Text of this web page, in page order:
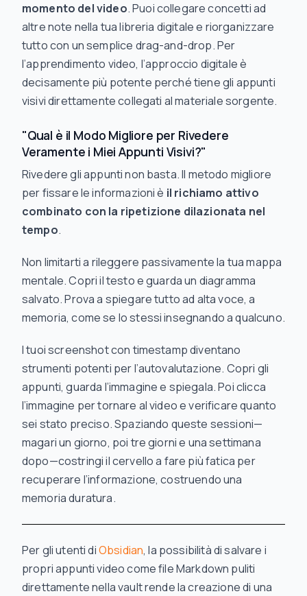
momento del video. Puoi collegare concetti ad
altre note nella tua libreria digitale e riorganizzare
tutto con un semplice drag-and-drop. Per
l’apprendimento video, l’approccio digitale è
decisamente più potente perché tiene gli appunti
visivi direttamente collegati al materiale sorgente.
"Qual è il Modo Migliore per Rivedere
Veramente i Miei Appunti Visivi?"
Rivedere gli appunti non basta. Il metodo migliore
per fissare le informazioni è il richiamo attivo
combinato con la ripetizione dilazionata nel
tempo.
Non limitarti a rileggere passivamente la tua mappa
mentale. Copri il testo e guarda un diagramma
salvato. Prova a spiegare tutto ad alta voce, a
memoria, come se lo stessi insegnando a qualcuno.
I tuoi screenshot con timestamp diventano
strumenti potenti per l’autovalutazione. Copri gli
appunti, guarda l’immagine e spiegala. Poi clicca
l’immagine per tornare al video e verificare quanto
sei stato preciso. Spaziando queste sessioni—
magari un giorno, poi tre giorni e una settimana
dopo—costringi il cervello a fare più fatica per
recuperare l’informazione, costruendo una
memoria duratura.
Per gli utenti diObsidian, la possibilità di salvare i
propri appunti video come file Markdown puliti
direttamente nella vault rende la creazione di una